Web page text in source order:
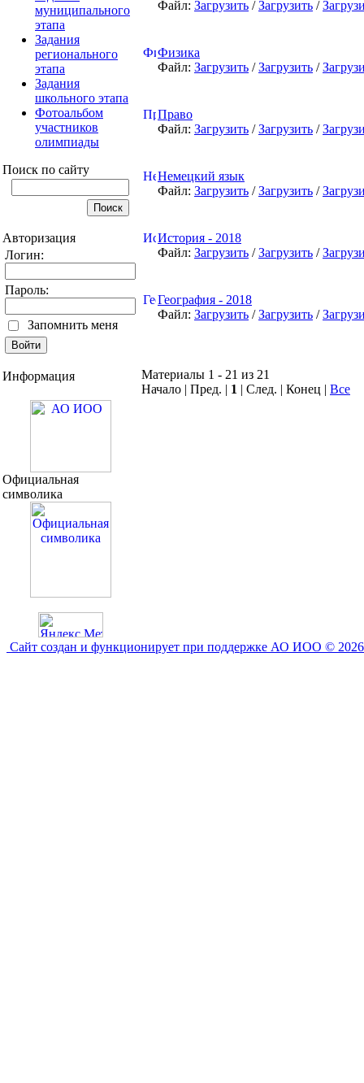
муниципального
этапа
Задания
регионального
этапа
Задания
школьного этапа
Фотоальбом
участников
олимпиады
Поиск по сайту
Авторизация
Логин:
Пароль:
Запомнить меня
Информация
Официальная
символика
Файл: Загрузить /Загрузить /
Физика
Файл: Загрузить /Загрузить /
Право
Файл: Загрузить /Загрузить /
Немецкий язык
Файл: Загрузить /Загрузить /
История - 2018
Файл: Загрузить /Загрузить /
География - 2018
Файл: Загрузить /Загрузить /
Материалы 1 - 21 из 21
Начало | Пред. | 1 | След. | Конец | Все
Сайт создан и функционирует при поддержке АО ИОО © 2026